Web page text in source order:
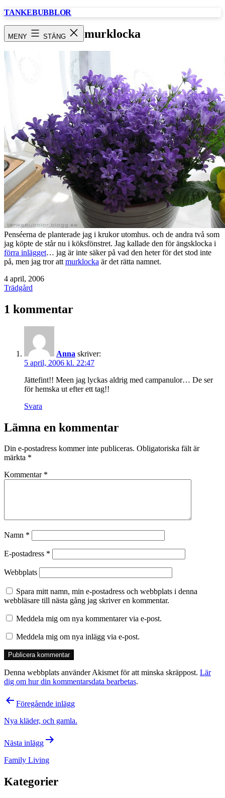
Hoppa
TANKEBUBBLOR
MENY STÄNG murklocka
Penséerna de planterade jag i krukor utomhus. och de andra två som
jag köpte de står nu i köksfönstret. Jag kallade den för ängsklocka i
förra inlägget… jag är inte säker på vad den heter för det stod inte
på, men jag tror att murklocka är det rätta namnet.
Publicerat
den
4 april, 2006
Kategoriserat
Trädgård
1 kommentar
Anna skriver:
5 april, 2006 kl. 22:47
Jättefint!! Meen jag lyckas aldrig med campanulor… De ser
för hemska ut efter ett tag!!
Svara
Lämna en kommentar
Din e-postadress kommer inte publiceras. Obligatoriska fält är
märkta *
Kommentar *
Namn *
E-postadress *
Webbplats
Spara mitt namn, min e-postadress och webbplats i denna
webbläsare till nästa gång jag skriver en kommentar.
Meddela mig om nya kommentarer via e-post.
Meddela mig om nya inlägg via e-post.
Denna webbplats använder Akismet för att minska skräppost. Lär
dig om hur din kommentarsdata bearbetas.
Inläggsnavigering
Föregående inlägg
Nya kläder, och gamla.
Nästa inlägg
Family Living
Kategorier